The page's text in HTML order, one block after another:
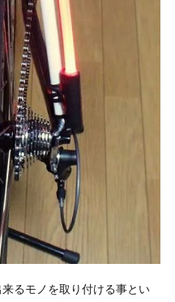
るモノを取り付ける事とい